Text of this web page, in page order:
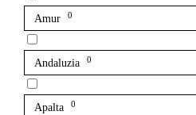
Amur 0
Andaluzia 0
Apalta 0